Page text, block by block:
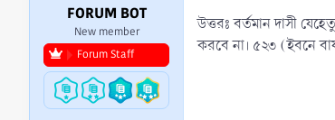
FORUM BOT
New member
Forum Staff
উত্তরঃ বর্তমান দাসী
করবে না। ৫২৩ (ইবনে